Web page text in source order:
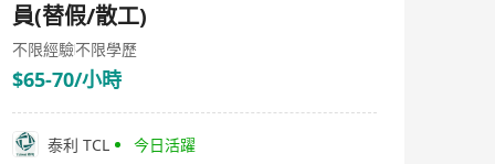
員(替假/散工)
不限經驗不限學歷
$65-70/小時
泰利 TCL 今日活躍